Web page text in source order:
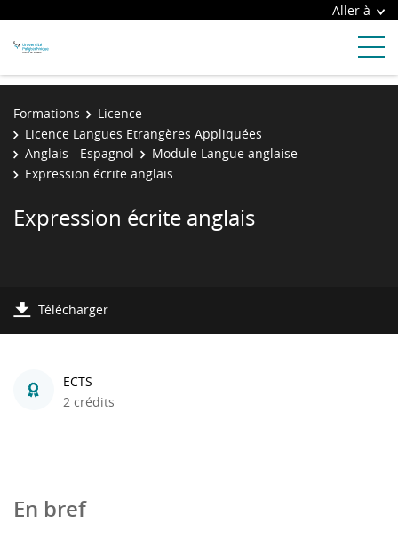
Aller à
Formations
Licence
Licence Langues Etrangères Appliquées
Anglais - Espagnol
Module Langue anglaise
Expression écrite anglais
Expression écrite anglais
Télécharger
ECTS
2 crédits
En bref